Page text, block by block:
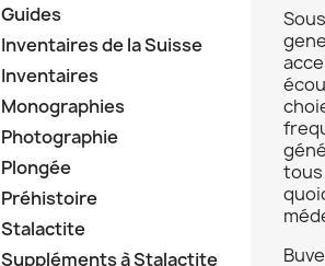
Guides
Inventaires de la Suisse
Inventaires
Monographies
Photographie
Plongée
Préhistoire
Stalactite
Suppléments à Stalactite